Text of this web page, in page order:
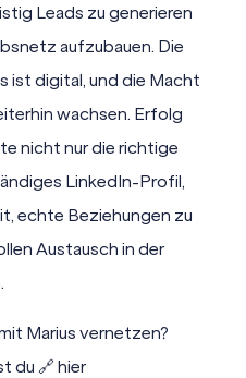
Leads zu generieren
aufzubauen. Die
ist digital, und die Macht
wachsen. Erfolg
nicht nur die richtige
LinkedIn-Profil,
echte Beziehungen zu
Austausch in der
Marius vernetzen?
du 🔗 hier